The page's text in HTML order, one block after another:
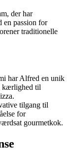
der har
en passion for
traditionelle
har Alfred en unik
kærlighed til
tilgang til
for
gourmetkok.